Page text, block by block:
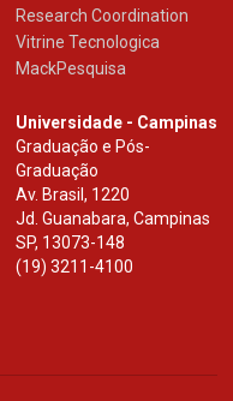
Research Coordination
Vitrine Tecnologica
MackPesquisa
Universidade - Campinas
Graduação e Pós-
Graduação
Av. Brasil, 1220
Jd. Guanabara, Campinas
SP, 13073-148
(19) 3211-4100